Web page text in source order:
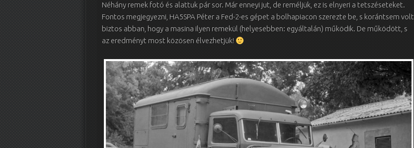
Néhány remek fotó és alattuk pár sor. Már enneyi jut, de reméljük, ez is elnyeri a tetszéseteket.
Fontos megjegyezni, HA5SPA Péter a Fed-2-es gépet a bolhapiacon szerezte be, s korántsem volt
biztos abban, hogy a masina ilyen remekül (helyesebben: egyáltalán) működik. De működött, s
az eredményt most közösen élvezhetjük!